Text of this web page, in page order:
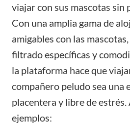
viajar con sus mascotas sin
Con una amplia gama de
amigables con las
filtrado específicas y
la plataforma hace que
compañero peludo sea una
placentera y libre de estrés.
ejemplos: